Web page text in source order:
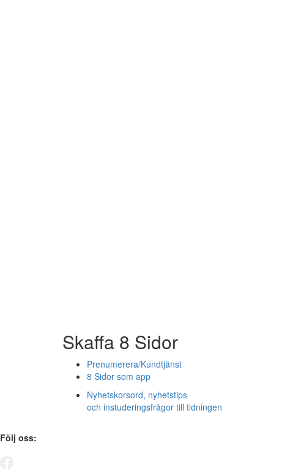
Skaffa 8 Sidor
Prenumerera/Kundtjänst
8 Sidor som app
Nyhetskorsord, nyhetstips
och instuderingsfrågor till tidningen
Följ oss: